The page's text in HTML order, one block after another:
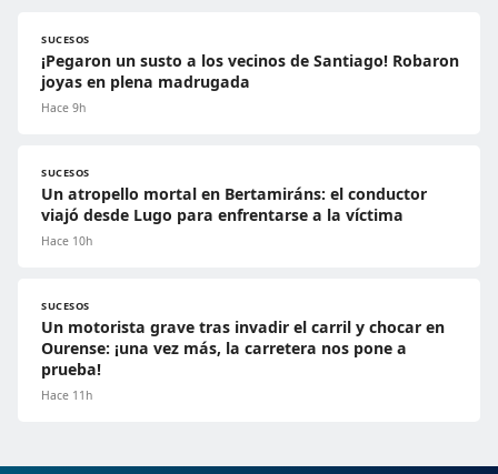
SUCESOS
¡Pegaron un susto a los vecinos de Santiago! Robaron
joyas en plena madrugada
Hace 9h
SUCESOS
Un atropello mortal en Bertamiráns: el conductor
viajó desde Lugo para enfrentarse a la víctima
Hace 10h
SUCESOS
Un motorista grave tras invadir el carril y chocar en
Ourense: ¡una vez más, la carretera nos pone a
prueba!
Hace 11h